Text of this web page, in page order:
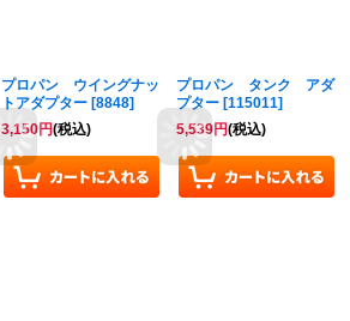
プロパン ウイングナッ
トアダプター [8848]
3,150円(税込)
プロパン タンク アダ
プター [115011]
5,539円(税込)